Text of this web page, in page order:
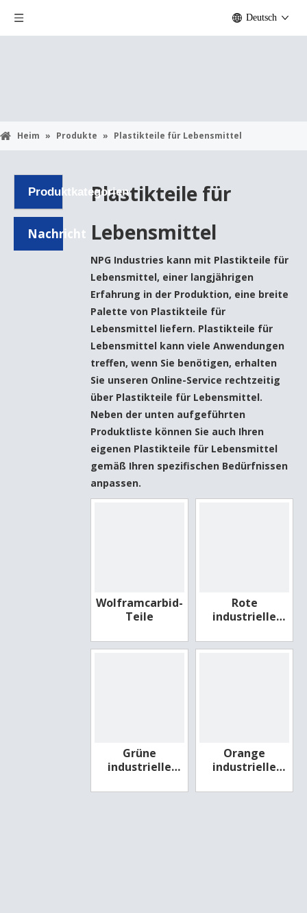
Deutsch
Heim » Produkte » Plastikteile für Lebensmittel
Produktkategorien
Nachricht
Plastikteile für
Lebensmittel
NPG Industries kann mit Plastikteile für
Lebensmittel, einer langjährigen
Erfahrung in der Produktion, eine breite
Palette von Plastikteile für
Lebensmittel liefern. Plastikteile für
Lebensmittel kann viele Anwendungen
treffen, wenn Sie benötigen, erhalten
Sie unseren Online-Service rechtzeitig
über Plastikteile für Lebensmittel.
Neben der unten aufgeführten
Produktliste können Sie auch Ihren
eigenen Plastikteile für Lebensmittel
gemäß Ihren spezifischen Bedürfnissen
anpassen.
Wolframcarbid-
Teile
Rote
industrielle
für
Grüne
industrielle
Lebensmittel
Orange
industrielle
für